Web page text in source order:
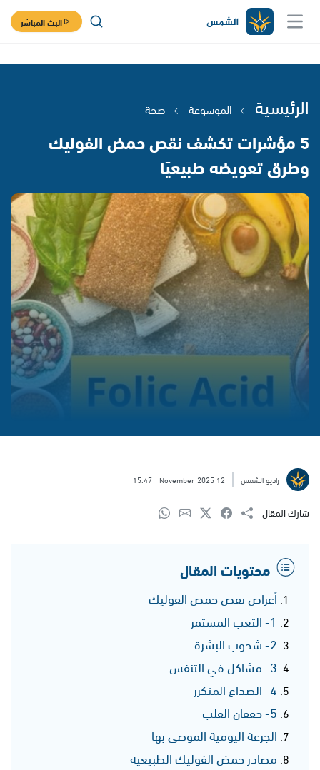
البث المباشر
الرئيسية الموسوعة صحة
5 مؤشرات تكشف نقص حمض الفوليك
وطرق تعويضه طبيعيًا
راديو الشمس 12 November 2025
15:47
شارك المقال
محتويات المقال
أعراض نقص حمض الفوليك
1- التعب المستمر
2- شحوب البشرة
3- مشاكل في التنفس
4- الصداع المتكرر
5- خفقان القلب
الجرعة اليومية الموصى بها
مصادر حمض الفوليك الطبيعية